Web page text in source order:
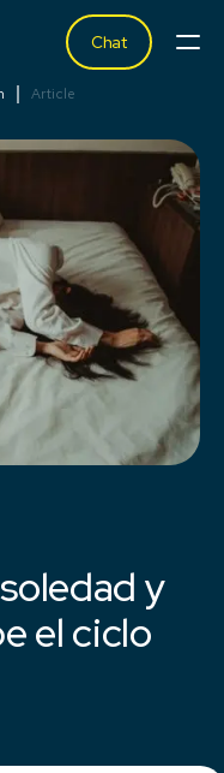
Chat
Article
y
el ciclo